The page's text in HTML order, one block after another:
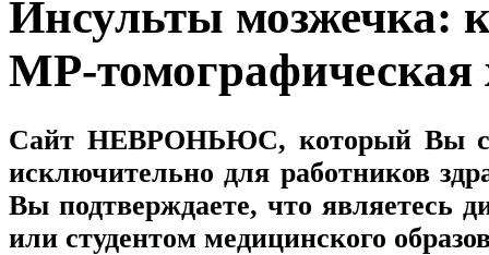
Инсульты мозжечка:
МР-томографическая
Сайт НЕВРОНЬЮС, который Вы
исключительно для работников
Вы подтверждаете, что являетесь
или студентом медицинского